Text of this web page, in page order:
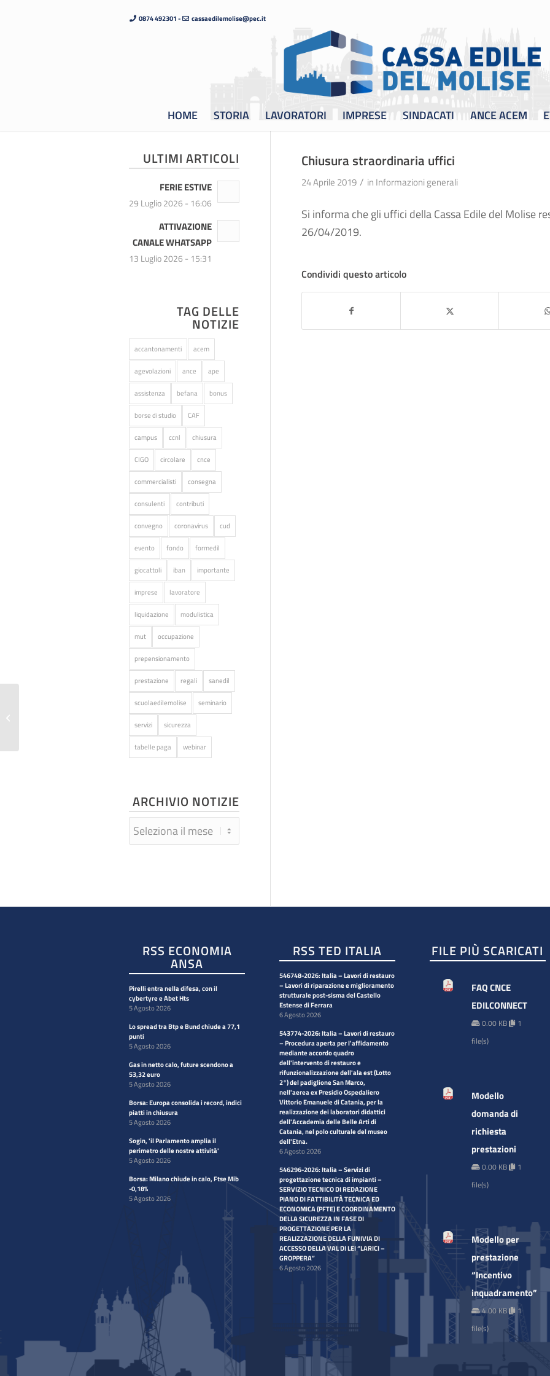
0874 492301 - cassaedilemolise@pec.it
HOME STORIA LAVORATORI IMPRESE SINDACATI ANCE ACEM
Chiusura straordinaria uffici
24 Aprile 2019 / in Informazioni generali
Si informa che gli uffici della Cassa Edile del Molise
26/04/2019.
Condividi questo articolo
ULTIMI ARTICOLI
FERIE ESTIVE
29 Luglio 2026 - 16:06
ATTIVAZIONE
CANALE WHATSAPP
13 Luglio 2026 - 15:31
TAG DELLE
NOTIZIE
accantonamenti acem
agevolazioni ance ape
assistenza befana bonus
borse di studio CAF
campus ccnl chiusura
CIGO circolare cnce
commercialisti consegna
consulenti contributi
convegno coronavirus cud
evento fondo formedil
giocattoli iban importante
imprese lavoratore
liquidazione modulistica
mut occupazione
prepensionamento
prestazione regali sanedil
scuolaedilemolise seminario
servizi sicurezza
tabelle paga webinar
ARCHIVIO NOTIZIE
RSS ECONOMIA
ANSA
Pirelli entra nella difesa, con il
cybertyre e Abet Hts
5 Agosto 2026
Lo spread tra Btp e Bund chiude a 77,1
punti
5 Agosto 2026
Gas in netto calo, future scendono a
53,32 euro
5 Agosto 2026
Borsa: Europa consolida i record, indici
piatti in chiusura
5 Agosto 2026
Sogin, 'il Parlamento amplia il
perimetro delle nostre attività'
5 Agosto 2026
Borsa: Milano chiude in calo, Ftse Mib
-0,18%
5 Agosto 2026
RSS TED ITALIA
546748-2026: Italia – Lavori di restauro
– Lavori di riparazione e miglioramento
strutturale post-sisma del Castello
Estense di Ferrara
6 Agosto 2026
543774-2026: Italia – Lavori di restauro
– Procedura aperta per l'affidamento
mediante accordo quadro
dell'intervento di restauro e
rifunzionalizzazione dell'ala est (Lotto
2°) del padiglione San Marco,
nell'aerea ex Presidio Ospedaliero
Vittorio Emanuele di Catania, per la
realizzazione dei laboratori didattici
dell'Accademia delle Belle Arti di
Catania, nel polo culturale del museo
dell'Etna.
6 Agosto 2026
546296-2026: Italia – Servizi di
progettazione tecnica di impianti –
SERVIZIO TECNICO DI REDAZIONE
PIANO DI FATTIBILITÀ TECNICA ED
ECONOMICA (PFTE) E COORDINAMENTO
DELLA SICUREZZA IN FASE DI
PROGETTAZIONE PER LA
REALIZZAZIONE DELLA FUNIVIA DI
ACCESSO DELLA VAL DI LEI “LARICI –
GROPPERA”
6 Agosto 2026
FILE PIÙ SCARICATI
FAQ CNCE
EDILCONNECT
0.00 KB
1
file(s)
Modello
domanda di
richiesta
prestazioni
0.00 KB
1
file(s)
Modello per
prestazione
“Incentivo
inquadramento”
4.00 KB
1
file(s)